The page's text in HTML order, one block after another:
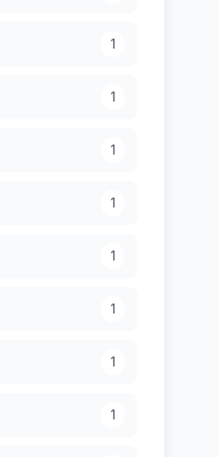
1
1
1
1
1
1
1
1